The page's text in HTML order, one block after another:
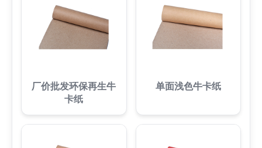
厂价批发环保再生牛
卡纸
单面浅色牛卡纸